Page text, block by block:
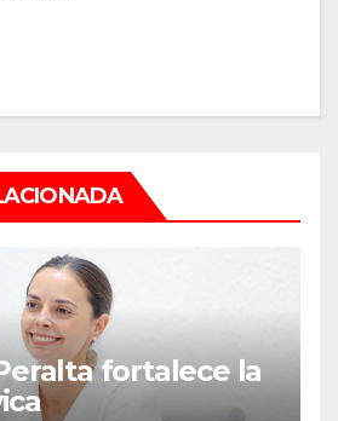
fortalece la